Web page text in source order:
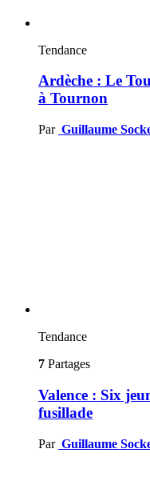
Tendance
Ardèche : Le
à Tournon
Par Guillaume
Tendance
7 Partages
Valence : Six
fusillade
Par Guillaume